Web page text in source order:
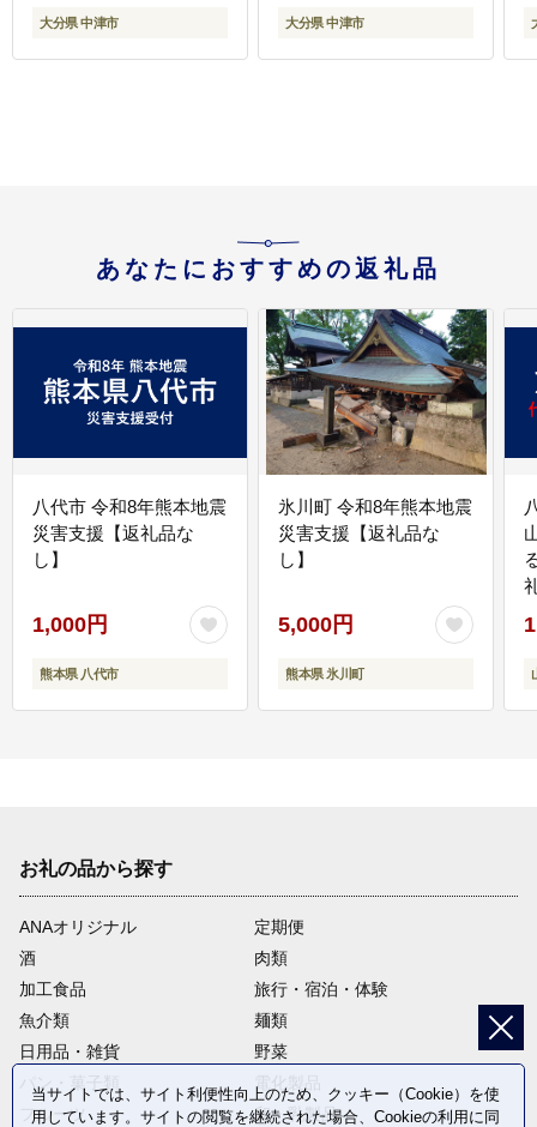
凍 冷凍食品 お弁当 弁当
まみ 大分県 中津市
大分県 中津市 大分県 中津市
あなたにおすすめの返礼品
八代市 令和8年熊本地震
災害支援【返礼品な
し】
1,000円
熊本県 八代市
氷川町 令和8年熊本地震
災害支援【返礼品な
し】
5,000円
熊本県 氷川町
お礼の品から探す
ANAオリジナル
定期便
酒
肉類
加工食品
旅行・宿泊・体験
魚介類
麺類
日用品・雑貨
野菜
パン・菓子類
電化製品
フルーツ
卵・乳製品
当サイトでは、サイト利便性向上のため、クッキー（Cookie）を使
用しています。サイトの閲覧を継続された場合、Cookieの利用に同